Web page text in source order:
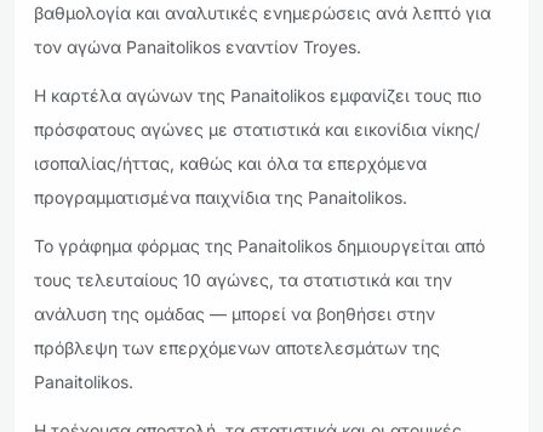
βαθμολογία και αναλυτικές ενημερώσεις ανά λεπτό για
τον αγώνα Panaitolikos εναντίον Troyes.
Η καρτέλα αγώνων της Panaitolikos εμφανίζει τους πιο
πρόσφατους αγώνες με στατιστικά και εικονίδια νίκης/
ισοπαλίας/ήττας, καθώς και όλα τα επερχόμενα
προγραμματισμένα παιχνίδια της Panaitolikos.
Το γράφημα φόρμας της Panaitolikos δημιουργείται από
τους τελευταίους 10 αγώνες, τα στατιστικά και την
ανάλυση της ομάδας — μπορεί να βοηθήσει στην
πρόβλεψη των επερχόμενων αποτελεσμάτων της
Panaitolikos.